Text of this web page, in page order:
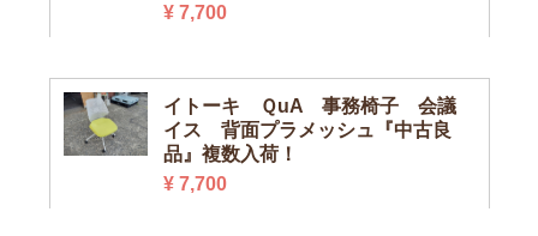
¥ 7,700
イトーキ ＱuA 事務椅子 会議
イス 背面プラメッシュ『中古良
品』複数入荷！
¥ 7,700